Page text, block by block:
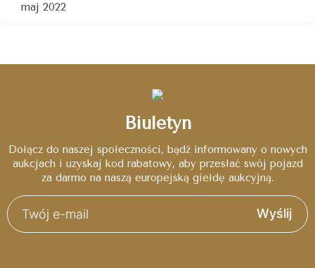
maj 2022
Biuletyn
Dołącz do naszej społeczności, bądź informowany o nowych
aukcjach i uzyskaj kod rabatowy, aby przesłać swój pojazd
za darmo na naszą europejską giełdę aukcyjną.
Wyślij